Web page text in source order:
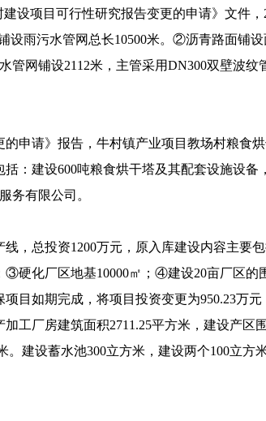
设项目可行性研究报告变更的申请》文件，
雨污水管网总长10500米。②沥青路面铺设
管网铺设2112米，主管采用DN300双壁波纹
申请》报告，牛村镇产业项目教场村粮食
：建设600吨粮食烘干塔及其配套设施设备
务有限公司。
，总投资1200万元，原入库建设内容主要
③硬化厂区地基10000㎡；④建设20亩厂区
目如期完成，将项目投资变更为950.23万
工厂房建筑面积2711.25平方米，建设产区
建设蓄水池300立方米，建设两个100立方